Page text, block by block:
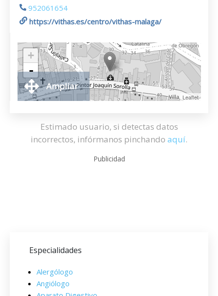
952061654
https://vithas.es/centro/vithas-malaga/
+
-
Leaflet
Ampliar
Estimado usuario, si detectas datos
incorrectos, infórmanos pinchando aquí.
Publicidad
Especialidades
Alergólogo
Angiólogo